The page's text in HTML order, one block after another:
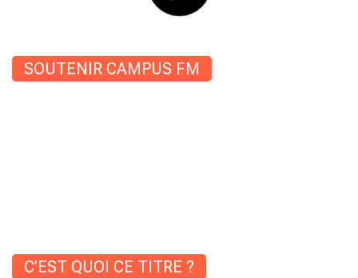
SOUTENIR CAMPUS FM
C’EST QUOI CE TITRE ?